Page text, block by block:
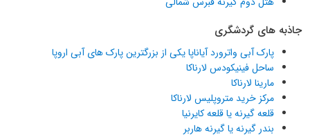
جاذبه های گردشگری
پارک آبی واترورد آیاناپا یکی از بزرگترین پارک های آبی اروپا
ساحل فینیکودس لارناکا
مارینا لارناکا
مرکز خرید متروپلیس لارناکا
قلعه گیرنه یا قلعه کایرنیا
بندر گیرنه یا گیرنه هاربر